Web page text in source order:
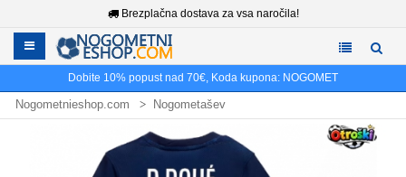
Brezplačna dostava za vsa naročila!
Dobite 10% popust nad 70€, Koda kupona: NOGOMET
Nogometnieshop.com
Nogometašev